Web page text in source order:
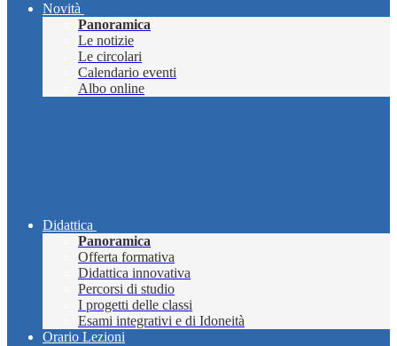
Novità
Panoramica
Le notizie
Le circolari
Calendario eventi
Albo online
Didattica
Panoramica
Offerta formativa
Didattica innovativa
Percorsi di studio
I progetti delle classi
Esami integrativi e di Idoneità
Orario Lezioni